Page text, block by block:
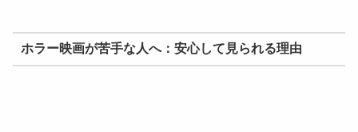
ホラー映画が苦手な人へ：安心して見られる理由